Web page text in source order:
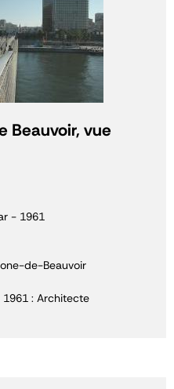
Beauvoir, vue
- 1961
de-Beauvoir
: Architecte